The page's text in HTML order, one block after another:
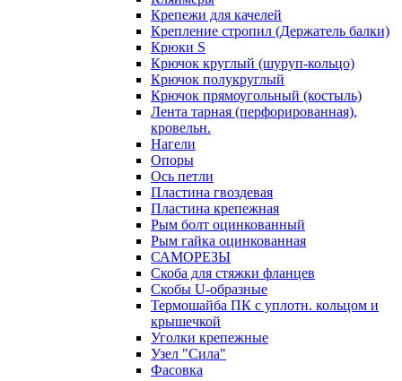
Крепежи для качелей
Крепление стропил (Держатель балки)
Крюки S
Крючок круглый (шуруп-кольцо)
Крючок полукруглый
Крючок прямоугольный (костыль)
Лента тарная (перфорированная),
кровельн.
Нагели
Опоры
Ось петли
Пластина гвоздевая
Пластина крепежная
Рым болт оцинкованный
Рым гайка оцинкованная
САМОРЕЗЫ
Скоба для стяжки фланцев
Скобы U-образные
Термошайба ПК с уплотн. кольцом и
крышечкой
Уголки крепежные
Узел "Сила"
Фасовка